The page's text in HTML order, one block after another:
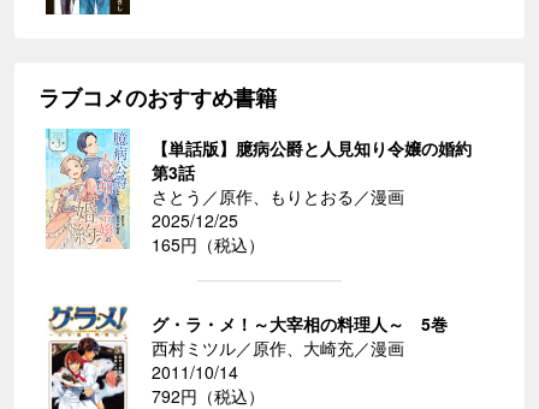
ラブコメのおすすめ書籍
【単話版】臆病公爵と人見知り令嬢の婚約
第3話
さとう／原作、もりとおる／漫画
2025/12/25
165円（税込）
グ・ラ・メ！～大宰相の料理人～ 5巻
西村ミツル／原作、大崎充／漫画
2011/10/14
792円（税込）